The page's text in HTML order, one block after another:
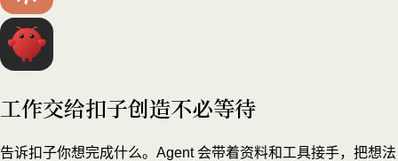
工作交给扣子创造不必等待
告诉扣子你想完成什么。Agent 会带着资料和工具接手，把想法